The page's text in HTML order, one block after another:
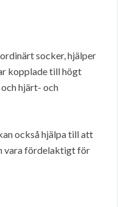
socker, hjälper
kopplade till högt
och hjärt- och
också hjälpa till att
vara fördelaktigt för